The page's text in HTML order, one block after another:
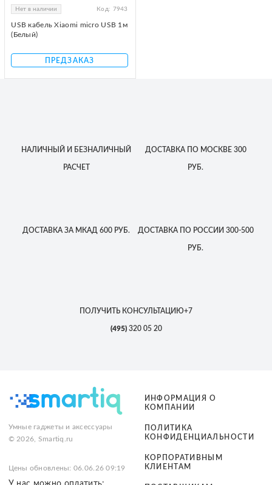
Нет в наличии Код: 7943
USB кабель Xiaomi micro USB 1м
(Белый)
ПРЕДЗАКАЗ
НАЛИЧНЫЙ И БЕЗНАЛИЧНЫЙ
РАСЧЕТ
ДОСТАВКАПО МОСКВЕ 300
РУБ.
ДОСТАВКА ЗА МКАД 600 РУБ. ДОСТАВКАПО РОССИИ 300-500
РУБ.
ПОЛУЧИТЬ КОНСУЛЬТАЦИЮ+7
(495)320 05 20
Умные гаджеты и аксессуары
© 2026, Smartiq.ru
Цены обновлены: 06.06.26 09:19
ИНФОРМАЦИЯ О
КОМПАНИИ
ПОЛИТИКА
КОНФИДЕНЦИАЛЬНОСТИ
КОРПОРАТИВНЫМ
КЛИЕНТАМ